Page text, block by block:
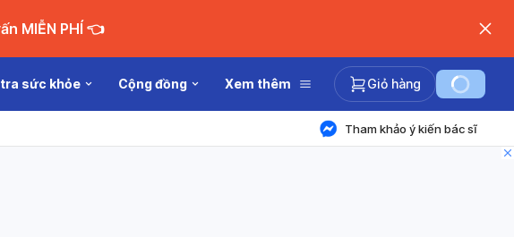
Nhận tư vấn MIỄN PHÍ 👈
sức khỏe Cộng đồng Xem thêm Giỏ hàng
Tham khảo ý kiến bác sĩ